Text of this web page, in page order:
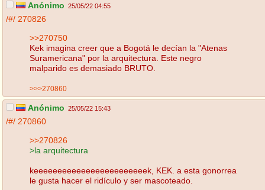
Anónimo 25/05/22 04:55
/#/ 270826
>>270750
Kek imagina creer que a Bogotá le decían la "Atenas
Suramericana" por la arquitectura. Este negro
malparido es demasiado BRUTO.
>>>270860
Anónimo 25/05/22 15:43
/#/ 270860
>>270826
>la arquitectura
keeeeeeeeeeeeeeeeeeeeeeeek, KEK. a esta gonorrea
le gusta hacer el ridículo y ser mascoteado.